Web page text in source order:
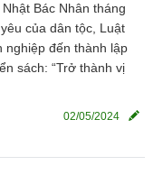
Bác Nhân tháng
của dân tộc, Luật
nghiệp đến thành lập
sách: “Trở thành vị
02/05/2024